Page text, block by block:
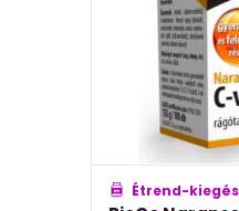
Étrend-kiegészítő